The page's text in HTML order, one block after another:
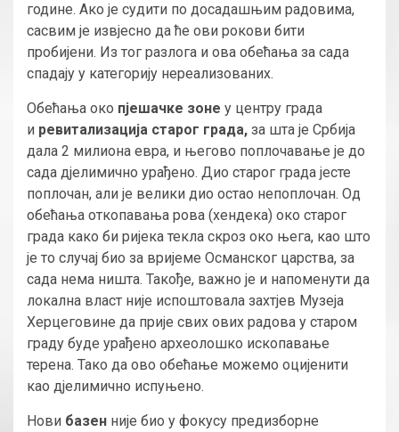
године. Ако је судити по досадашњим радовима,
сасвим је извјесно да ће ови рокови бити
пробијени. Из тог разлога и ова обећања за сада
спадају у категорију нереализованих.
Обећања око пјешачке зоне у центру града
и ревитализација старог града, за шта је Србија
дала 2 милиона евра, и његово поплочавање је до
сада дјелимично урађено. Дио старог града јесте
поплочан, али је велики дио остао непоплочан. Од
обећања откопавања рова (хендека) око старог
града како би ријека текла скроз око њега, као што
је то случај био за вријеме Османског царства, за
сада нема ништа. Такође, важно је и напоменути да
локална власт није испоштовала захтјев Музеја
Херцеговине да прије свих ових радова у старом
граду буде урађено археолошко ископавање
терена. Тако да ово обећање можемо оцијенити
као дјелимично испуњено.
Нови базен није био у фокусу предизборне